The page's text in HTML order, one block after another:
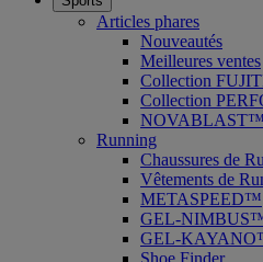
Articles phares
Nouveautés
Meilleures ventes
Collection
Collection
NOVABLAST™
Running
Chaussures de
Vêtements de
METASPEED™
GEL-
GEL-
Shoe Finder